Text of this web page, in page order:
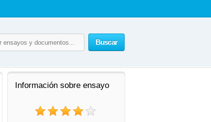
Buscar
Información sobre ensayo